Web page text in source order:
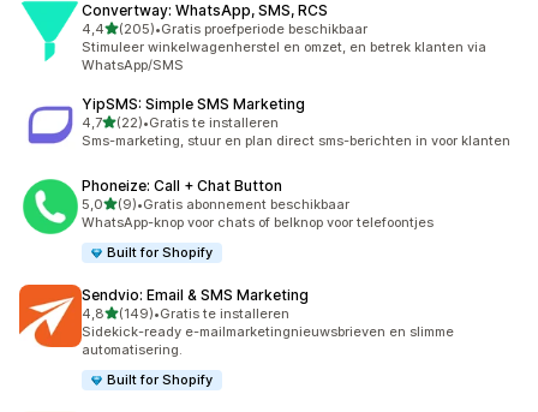
Convertway: WhatsApp, SMS, RCS
4,4van 5 sterren
(205)
205 recensies in totaal
•Gratis proefperiode beschikbaar
Stimuleer winkelwagenherstel en omzet, en betrek klanten via
WhatsApp/SMS
YipSMS: Simple SMS Marketing
4,7van 5 sterren
(22)
22 recensies in totaal
•Gratis te installeren
Sms-marketing, stuur en plan direct sms-berichten in voor klanten
Phoneize: Call + Chat Button
5,0van 5 sterren
(9)
9 recensies in totaal
•Gratis abonnement beschikbaar
WhatsApp-knop voor chats of belknop voor telefoontjes
Built for Shopify
Sendvio: Email & SMS Marketing
4,8van 5 sterren
(149)
149 recensies in totaal
•Gratis te installeren
Sidekick-ready e-mailmarketingnieuwsbrieven en slimme
automatisering.
Built for Shopify